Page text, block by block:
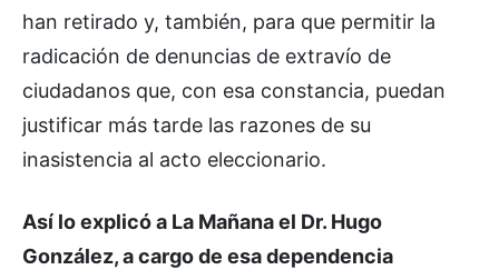
han retirado y, también, para que permitir la
radicación de denuncias de extravío de
ciudadanos que, con esa constancia, puedan
justificar más tarde las razones de su
inasistencia al acto eleccionario.
Así lo explicó a La Mañana el Dr. Hugo
González, a cargo de esa dependencia